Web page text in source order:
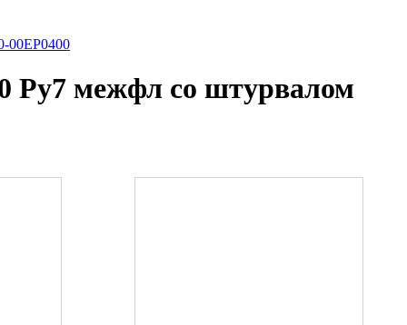
00EP0400
Ру7 межфл со штурвалом